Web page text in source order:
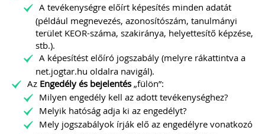
A tevékenységre előírt képesítés minden adatát
(például megnevezés, azonosítószám, tanulmányi
terület KEOR-száma, szakiránya, helyettesítő képzése,
stb.).
A képesítést előíró jogszabály (melyre rákattintva a
net.jogtar.hu oldalra navigál).
Az Engedély és bejelentés „fülön”:
Milyen engedély kell az adott tevékenységhez?
Melyik hatóság adja ki az engedélyt?
Mely jogszabályok írják elő az engedélyre vonatkozó